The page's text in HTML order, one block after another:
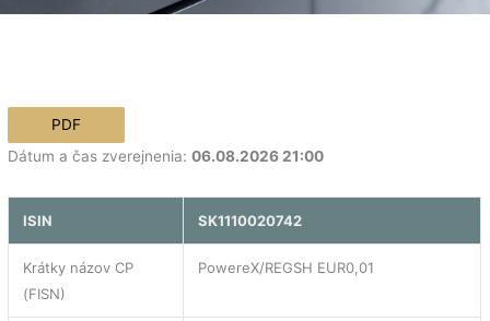
Dátum a čas zverejnenia:06.08.2026 21:00
ISIN SK1110020742
Krátky názov CP
(FISN)
PowereX/REGSH EUR0,01